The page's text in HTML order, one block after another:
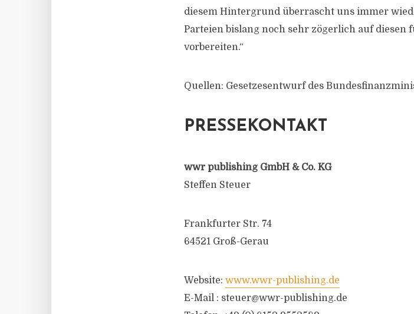
diesem Hintergrund überrascht uns immer
Parteien bislang noch sehr zögerlich auf diesen
vorbereiten.“
Quellen: Gesetzesentwurf des
PRESSEKONTAKT
wwr publishing GmbH & Co. KG
Steffen Steuer
Frankfurter Str. 74
64521 Groß-Gerau
Website: www.wwr-publishing.de
E-Mail : steuer@wwr-publishing.de